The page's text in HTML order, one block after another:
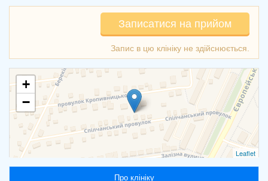
Записатися на прийом
+
−
Leaflet
Про клініку